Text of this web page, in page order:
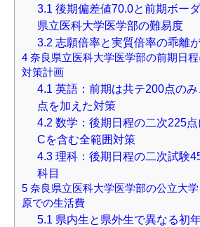
3.1 後期偏差値70.0と前期ボー
県立医科大学医学部の難易度
3.2 志願倍率と実質倍率の乖離
4 奈良県立医科大学医学部の前期日
対策計画
4.1 英語：前期は共テ200点の
点を加えた対策
4.2 数学：後期日程の二次225点
Cを含む全範囲対策
4.3理科：後期日程の二次試験
科目
5 奈良県立医科大学医学部の公立大
原での生活費
5.1 県内生と県外生で異なる初